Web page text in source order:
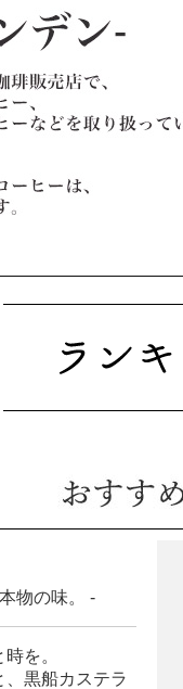
物の味。 -
を。
黒船カステラ